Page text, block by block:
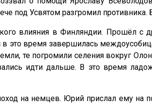
под Усвятом разгромил
влияния в Финляндии. Прошёл
это время завершилась
те погромили селения вокруг
идти дальше. В это время
на немцев. Юрий прислал ему на